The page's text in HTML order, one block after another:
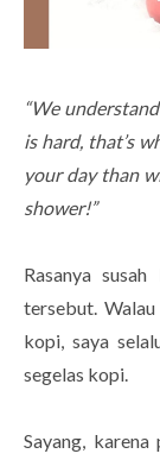
“We
is hard, that’s
your day than
shower!”
Rasanya
tersebut.
kopi, saya
segelas kopi.
Sayang,